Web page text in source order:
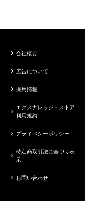
会社概要
広告について
採用情報
エクスナレッジ・ストア
利用規約
プライバシーポリシー
特定商取引法に基づく表
示
お問い合わせ